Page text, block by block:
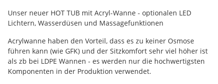
Unser neuer HOT TUB mit Acryl-Wanne - optionalen LED
Lichtern, Wasserdüsen und Massagefunktionen
Acrylwanne haben den Vorteil, dass es zu keiner Osmose
führen kann (wie GFK) und der Sitzkomfort sehr viel höher ist
als zb bei LDPE Wannen - es werden nur die hochwertigsten
Komponenten in der Produktion verwendet.